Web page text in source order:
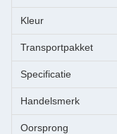
Kleur
Transportpakket
Specificatie
Handelsmerk
Oorsprong